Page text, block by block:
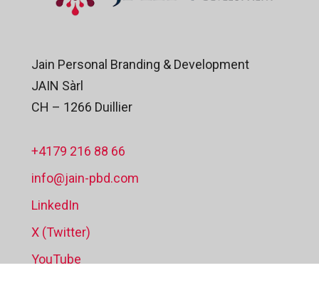
Jain Personal Branding & Development
JAIN Sàrl
CH – 1266 Duillier
+4179 216 88 66
info@jain-pbd.com
LinkedIn
X (Twitter)
YouTube